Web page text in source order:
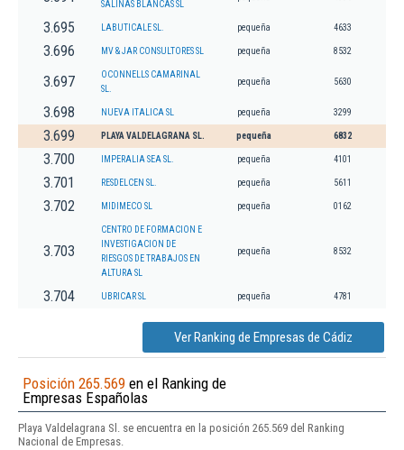
SALINAS BLANCAS SL
3.695 LABUTICALE SL. pequeña 4633
3.696 MV & JAR CONSULTORES SL pequeña 8532
3.697
OCONNELLS CAMARINAL
SL.
pequeña 5630
3.698 NUEVA ITALICA SL pequeña 3299
3.699 PLAYA VALDELAGRANA SL. pequeña 6832
3.700 IMPERALIA SEA SL. pequeña 4101
3.701 RESDELCEN SL. pequeña 5611
3.702 MIDIMECO SL pequeña 0162
3.703
CENTRO DE FORMACION E
INVESTIGACION DE
RIESGOS DE TRABAJOS EN
ALTURA SL
pequeña 8532
3.704 UBRICAR SL pequeña 4781
Ver Ranking de Empresas de Cádiz
Posición 265.569 en el Ranking de
Empresas Españolas
Playa Valdelagrana Sl. se encuentra en la posición 265.569 del Ranking
Nacional de Empresas.